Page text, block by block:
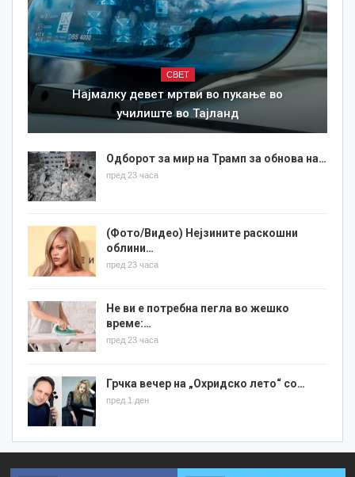
СВЕТ
Најмалку девет мртви во пукање во
училиште во Тајланд
Одборот за мир на Трамп за обнова на…
пред 23 часа
(Фото/Видео) Нејзините раскошни
облини…
пред 23 часа
Не ви е потребна пегла во жешко
време:…
пред 23 часа
Грчка вечер на „Охридско лето“ со…
пред 1 ден